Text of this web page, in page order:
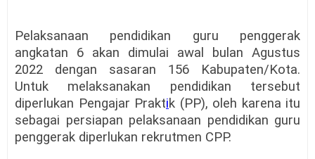
Pelaksanaan pendidikan guru penggerak
angkatan 6 akan dimulai awal bulan Agustus
2022 dengan sasaran 156 Kabupaten/Kota.
Untuk melaksanakan pendidikan tersebut
diperlukan Pengajar Praktik (PP), oleh karena itu
sebagai persiapan pelaksanaan pendidikan guru
penggerak diperlukan rekrutmen CPP.